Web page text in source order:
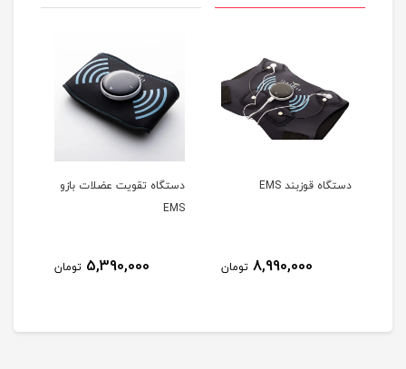
دستگاه قوزبند EMS
8,990,000 تومان
دستگاه تقويت عضلات بازو
EMS
5,390,000 تومان